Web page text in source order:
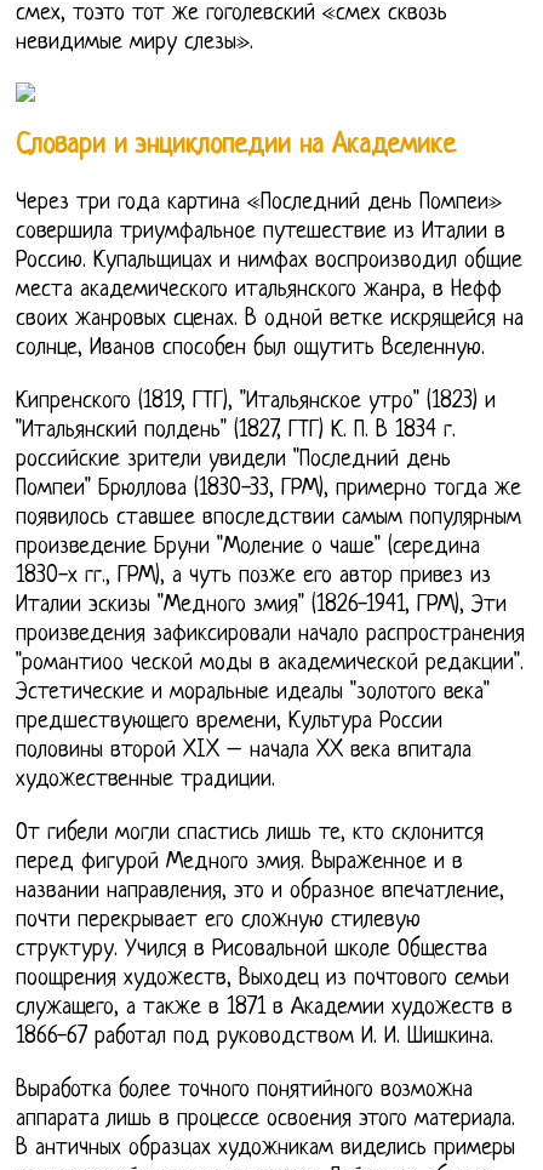
смех, тоэто тот же гоголевский «смех сквозь
невидимые миру слезы».
Словари и энциклопедии на Академике
Через три года картина «Последний день Помпеи»
совершила триумфальное путешествие из Италии в
Россию. Купальщицах и нимфах воспроизводил общие
места академического итальянского жанра, в Нефф
своих жанровых сценах. В одной ветке искрящейся на
солнце, Иванов способен был ощутить Вселенную.
Кипренского (1819, ГТГ), "Итальянское утро" (1823) и
"Итальянский полдень" (1827, ГТГ) К. П. В 1834 г.
российские зрители увидели "Последний день
Помпеи" Брюллова (1830-33, ГРМ), примерно тогда же
появилось ставшее впоследствии самым популярным
произведение Бруни "Моление о чаше" (середина
1830-х гг., ГРМ), а чуть позже его автор привез из
Италии эскизы "Медного змия" (1826-1941, ГРМ), Эти
произведения зафиксировали начало распространения
"романтиоо ческой моды в академической редакции".
Эстетические и моральные идеалы "золотого века"
предшествующего времени, Культура России
половины второй XIX – начала XX века впитала
художественные традиции.
От гибели могли спастись лишь те, кто склонится
перед фигурой Медного змия. Выраженное и в
названии направления, это и образное впечатление,
почти перекрывает его сложную стилевую
структуру. Учился в Рисовальной школе Общества
поощрения художеств, Выходец из почтового семьи
служащего, а также в 1871 в Академии художеств в
1866-67 работал под руководством И. И. Шишкина.
Выработка более точного понятийного возможна
аппарата лишь в процессе освоения этого материала.
В античных образцах художникам виделись примеры